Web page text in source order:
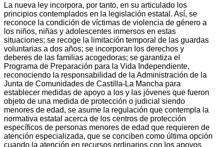
La nueva ley incorpora, por tanto, en su articulado los
principios contemplados en la legislación estatal. Así, se
reconoce la condición de víctimas de violencia de género a
los niños, niñas y adolescentes inmersos en estas
situaciones; se recoge la limitación temporal de las guardas
voluntarias a dos años; se incorporan los derechos y
deberes de las familias acogedoras; se garantiza el
Programa de Preparación para la Vida Independiente,
reconociendo la responsabilidad de la Administración de la
Junta de Comunidades de Castilla-La Mancha para
establecer medidas de apoyo a los y las jóvenes que fueron
objeto de una medida de protección o judicial siendo
menores de edad, se asume la regulación que contempla la
normativa estatal acerca de los centros de protección
específicos de personas menores de edad que requieren de
atención especializada, que se conciben como última opción
cuando la atención en recursos ordinarios con los apoyos